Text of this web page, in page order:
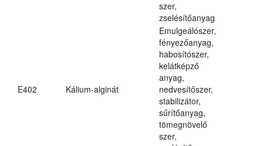
szer,
zselésítőanyag
E402 Kálium-alginát
Emulgeálószer,
fényezőanyag,
habosítószer,
kelátképző
anyag,
nedvesítőszer,
stabilizátor,
sűrítőanyag,
tömegnövelő
szer,